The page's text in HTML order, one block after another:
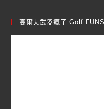
高爾夫武器瘋子 Golf FUNS